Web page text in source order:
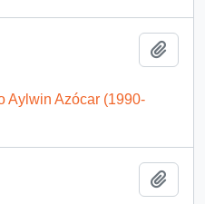
Aylwin Azócar (1990-